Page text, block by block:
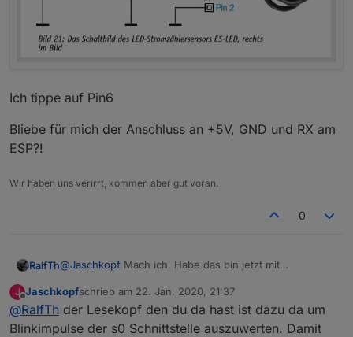
Ich tippe auf Pin6
Bliebe für mich der Anschluss an +5V, GND und RX am
ESP?!
Wir haben uns verirrt, kommen aber gut voran.
0
RalfTh@Jaschkopf Mach ich. Habe das bin jetzt mit
J
Offline
Jaschkopfschrieb am 22. Jan. 2020, 21:37
zuletzt editiert von
@RalfTh der Lesekopf den du da hast ist dazu da um
Blinkimpulse der s0 Schnittstelle auszuwerten. Damit